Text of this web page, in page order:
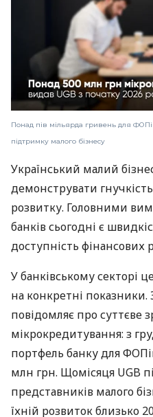
Понад пів мільярда гривень для
підтримку малого бізнесу
Український малий
демонструвати
розвитку. Головними
банків сьогодні є
доступність фінансових
У банківському секторі
на конкретні показники.
повідомляє про суттєве
мікрокредитування: з
портфель банку для
млн грн. Щомісяця UGB
представників малого
їхній розвиток близько